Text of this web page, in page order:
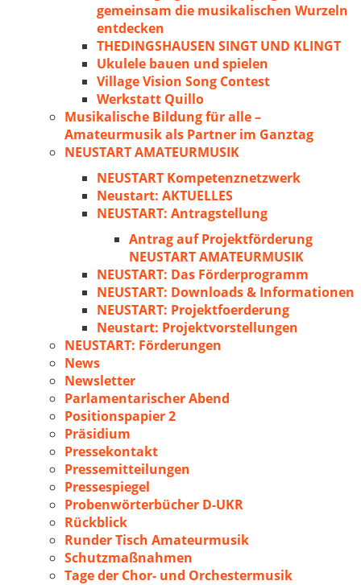
gemeinsam die musikalischen Wurzeln
entdecken
THEDINGSHAUSEN SINGT UND KLINGT
Ukulele bauen und spielen
Village Vision Song Contest
Werkstatt Quillo
Musikalische Bildung für alle –
Amateurmusik als Partner im Ganztag
NEUSTART AMATEURMUSIK
NEUSTART Kompetenznetzwerk
Neustart: AKTUELLES
NEUSTART: Antragstellung
Antrag auf Projektförderung
NEUSTART AMATEURMUSIK
NEUSTART: Das Förderprogramm
NEUSTART: Downloads & Informationen
NEUSTART: Projektfoerderung
Neustart: Projektvorstellungen
NEUSTART: Förderungen
News
Newsletter
Parlamentarischer Abend
Positionspapier 2
Präsidium
Pressekontakt
Pressemitteilungen
Pressespiegel
Probenwörterbücher D-UKR
Rückblick
Runder Tisch Amateurmusik
Schutzmaßnahmen
Tage der Chor- und Orchestermusik